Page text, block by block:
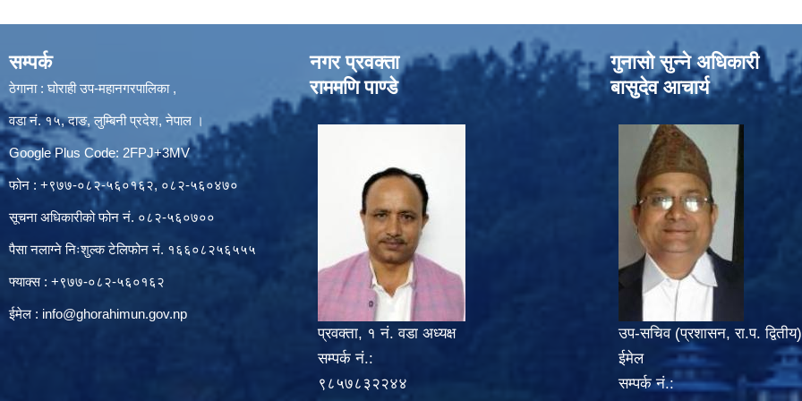
सम्पर्क
ठेगाना : घोराही उप-महानगरपालिका ,
वडा नं. १५, दाङ, लुम्बिनी प्रदेश, नेपाल ।
Google Plus Code: 2FPJ+3MV
फोन : +९७७-०८२-५६०१६२, ०८२-५६०४७०
सूचना अधिकारीको फोन नं. ०८२-५६०७००
पैसा नलाग्ने निःशुल्क टेलिफोन नं. १६६०८२५६५५५
फ्याक्स : +९७७-०८२-५६०१६२
ईमेल : info@ghorahimun.gov.np
नगर प्रवक्ता
राममणि पाण्डे
प्रवक्ता, १ नं. वडा अध्यक्ष
सम्पर्क नं.:
९८५७८३२२४४
गुनासो सुन्‍ने अधिकारी
बासुदेव आचार्य
उप-सचिव (प्रशासन, रा.प. द्वितीय)
ईमेल
सम्पर्क नं.: